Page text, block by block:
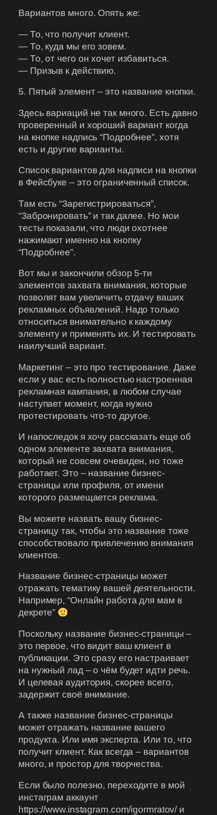
Вариантов много. Опять же:
— То, что получит клиент.
— То, куда мы его зовем.
— То, от чего он хочет избавиться.
— Призыв к действию.
5. Пятый элемент – это название кнопки.
Здесь вариаций не так много. Есть давно
проверенный и хороший вариант когда
на кнопке надпись “Подробнее”, хотя
есть и другие варианты.
Список вариантов для надписи на кнопки
в Фейсбуке – это ограниченный список.
Там есть “Зарегистрироваться”,
“Забронировать” и так далее. Но мои
тесты показали, что люди охотнее
нажимают именно на кнопку
“Подробнее”.
Вот мы и закончили обзор 5-ти
элементов захвата внимания, которые
позволят вам увеличить отдачу ваших
рекламных объявлений. Надо только
относиться внимательно к каждому
элементу и применять их. И тестировать
наилучший вариант.
Маркетинг – это про тестирование. Даже
если у вас есть полностью настроенная
рекламная кампания, в любом случае
наступает момент, когда нужно
протестировать что-то другое.
И напоследок я хочу рассказать еще об
одном элементе захвата внимания,
который не совсем очевиден, но тоже
работает. Это – название бизнес-
страницы или профиля, от имени
которого размещается реклама.
Вы можете назвать вашу бизнес-
страницу так, чтобы это название тоже
способствовало привлечению внимания
клиентов.
Название бизнес-страницы может
отражать тематику вашей деятельности.
Например, “Онлайн работа для мам в
декрете”
Поскольку название бизнес-страницы –
это первое, что видит ваш клиент в
публикации. Это сразу его настраивает
на нужный лад – о чём будет идти речь.
И целевая аудитория, скорее всего,
задержит своё внимание.
А также название бизнес-страницы
может отражать название вашего
продукта. Или имя эксперта. Или то, что
получит клиент. Как всегда – вариантов
много, и простор для творчества.
Если было полезно, переходите в мой
инстаграм аккаунт
https://www.instagram.com/igormratov/ и